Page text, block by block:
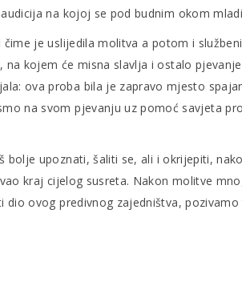
na kojoj se pod budnim okom
je uslijedila molitva a potom i
kojem će misna slavlja i ostalo
ova proba bila je zapravo mjesto
na svom pjevanju uz pomoć savjeta
upoznati, šaliti se, ali i okrijepiti,
kraj cijelog susreta. Nakon molitve
ovog predivnog zajedništva, pozivamo